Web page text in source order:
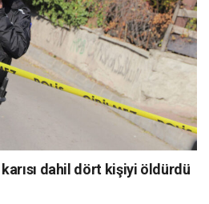
dahil dört kişiyi öldürdü